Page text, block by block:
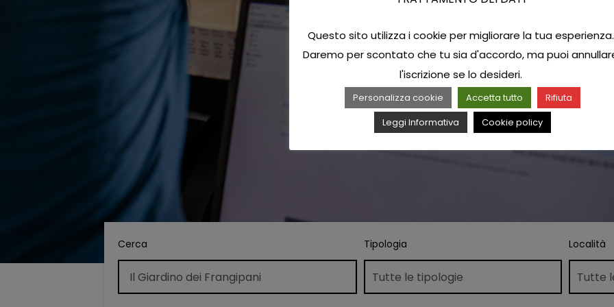
Cerca Tipologia Località
Questo sito utilizza i cookie per migliorare la tua esperienza.
Daremo per scontato che tu sia d'accordo, ma puoi
l'iscrizione se lo desideri.
Personalizza cookie Accetta tutto
Rifiuta
Leggi Informativa
Cookie policy